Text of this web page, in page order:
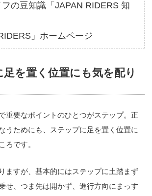
の豆知識「JAPAN RIDERS 知
」ホームページ
を置く位置にも気を配り
重要なポイントのひとつがステップ。正
うためにも、ステップに足を置く位置に
ろです。
ますが、基本的にはステップに土踏まず
せ、つま先は開かず、進行方向にまっす